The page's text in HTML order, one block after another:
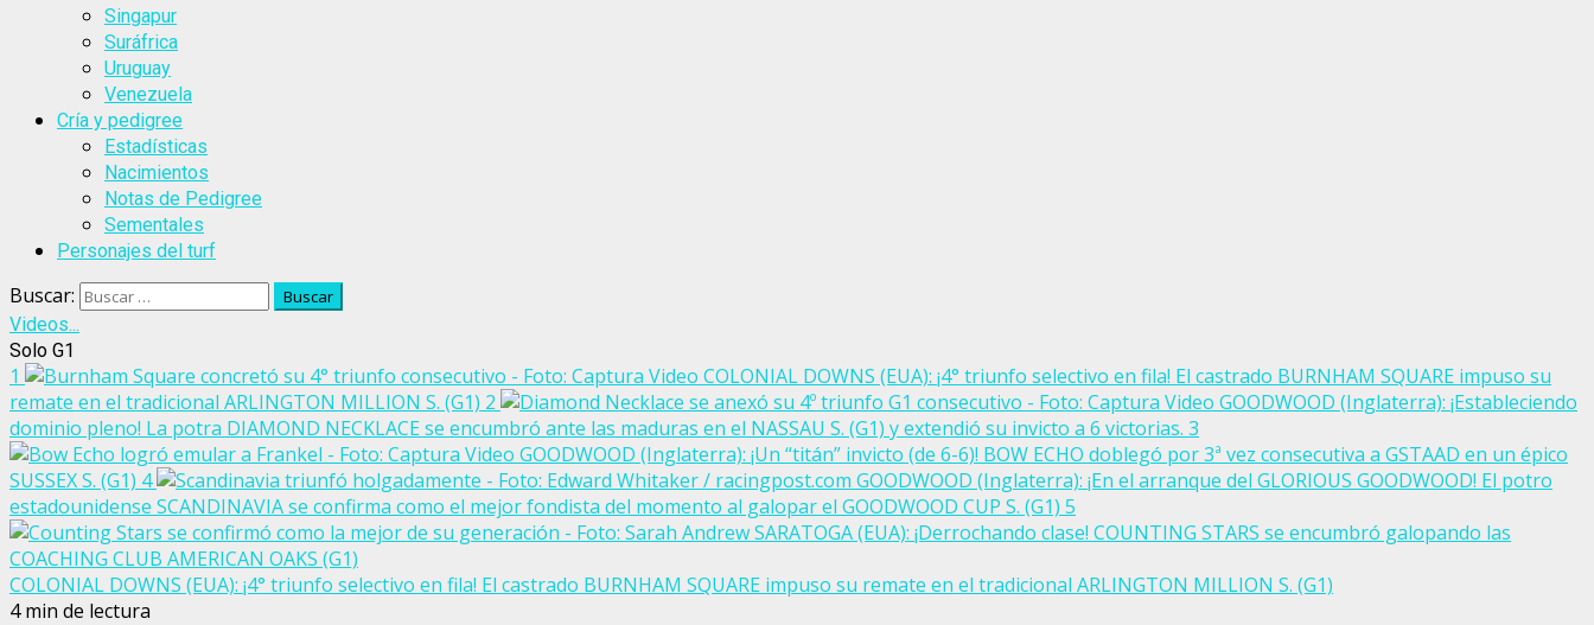
Singapur
Suráfrica
Uruguay
Venezuela
Cría y pedigree
Estadísticas
Nacimientos
Notas de Pedigree
Sementales
Personajes del turf
Buscar:
Videos...
Solo G1
1
COLONIAL DOWNS (EUA): ¡4° triunfo selectivo en fila! El castrado BURNHAM SQUARE impuso su
remate en el tradicional ARLINGTON MILLION S. (G1) 2
GOODWOOD (Inglaterra): ¡Estableciendo
dominio pleno! La potra DIAMOND NECKLACE se encumbró ante las maduras en el NASSAU S. (G1) y extendió su invicto a 6 victorias. 3
GOODWOOD (Inglaterra): ¡Un “titán” invicto (de 6-6)! BOW ECHO doblegó por 3ª vez consecutiva a GSTAAD en un épico
SUSSEX S. (G1) 4
GOODWOOD (Inglaterra): ¡En el arranque del GLORIOUS GOODWOOD! El potro
estadounidense SCANDINAVIA se confirma como el mejor fondista del momento al galopar el GOODWOOD CUP S. (G1) 5
SARATOGA (EUA): ¡Derrochando clase! COUNTING STARS se encumbró galopando las
COACHING CLUB AMERICAN OAKS (G1)
COLONIAL DOWNS (EUA): ¡4° triunfo selectivo en fila! El castrado BURNHAM SQUARE impuso su remate en el tradicional ARLINGTON MILLION S. (G1)
4 min de lectura